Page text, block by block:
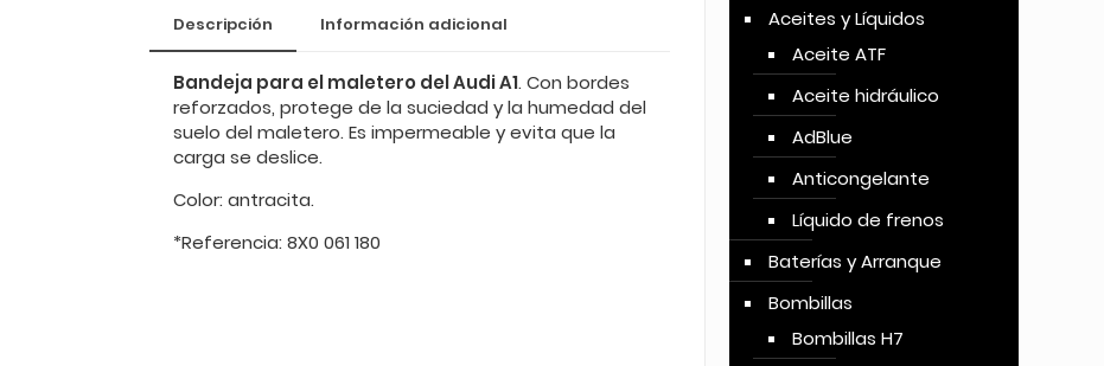
Descripción Información adicional
Bandeja para el maletero del Audi A1. Con bordes
reforzados, protege de la suciedad y la humedad del
suelo del maletero. Es impermeable y evita que la
carga se deslice.
Color: antracita.
*Referencia: 8X0 061 180
Aceites y Líquidos
Aceite ATF
Aceite hidráulico
AdBlue
Anticongelante
Líquido de frenos
Baterías y Arranque
Bombillas
Bombillas H7